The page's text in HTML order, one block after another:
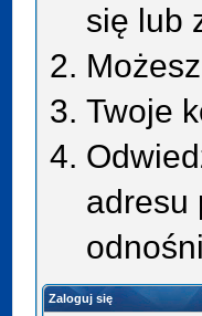
się lub
Twoje
adresu
Zaloguj się